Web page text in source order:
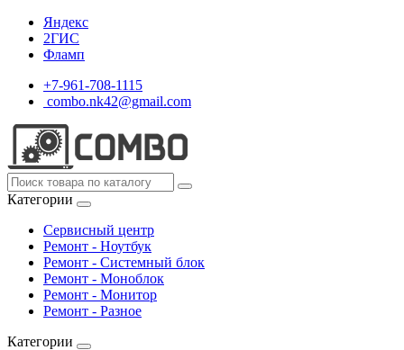
Яндекс
2ГИС
Фламп
+7-961-708-1115
combo.nk42@gmail.com
Категории
Сервисный центр
Ремонт - Ноутбук
Ремонт - Системный блок
Ремонт - Моноблок
Ремонт - Монитор
Ремонт - Разное
Категории